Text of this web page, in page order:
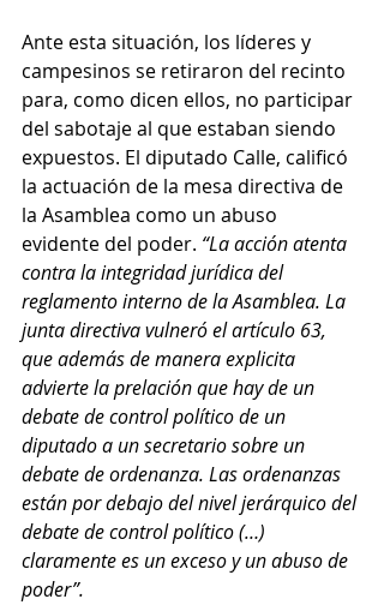
Ante esta situación, los líderes y
campesinos se retiraron del recinto
para, como dicen ellos, no participar
del sabotaje al que estaban siendo
expuestos. El diputado Calle, calificó
la actuación de la mesa directiva de
la Asamblea como un abuso
evidente del poder. “La acción atenta
contra la integridad jurídica del
reglamento interno de la Asamblea. La
junta directiva vulneró el artículo 63,
que además de manera explicita
advierte la prelación que hay de un
debate de control político de un
diputado a un secretario sobre un
debate de ordenanza. Las ordenanzas
están por debajo del nivel jerárquico del
debate de control político (…)
claramente es un exceso y un abuso de
poder”.